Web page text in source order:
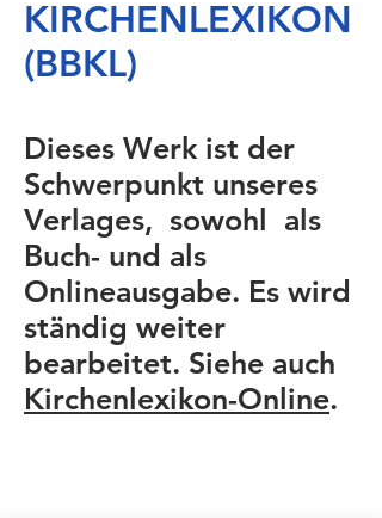
KIRCHENLEXIKON
(BBKL)
Dieses Werk ist der
Schwerpunkt unseres
Verlages, sowohl als
Buch- und als
Onlineausgabe. Es wird
ständig weiter
bearbeitet. Siehe auch
Kirchenlexikon-Online.